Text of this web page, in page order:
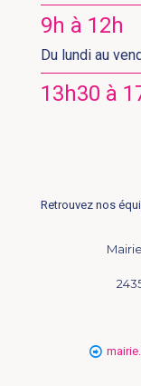
9h à 12h
Du lundi au
13h30 à
Retrouvez nos